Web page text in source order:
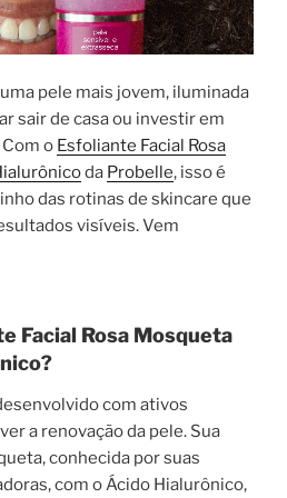
pele mais jovem, iluminada
sair de casa ou investir em
o Esfoliante Facial Rosa
da Probelle, isso é
das rotinas de skincare que
visíveis. Vem
Facial Rosa Mosqueta
com ativos
a renovação da pele. Sua
conhecida por suas
com o Ácido Hialurônico,